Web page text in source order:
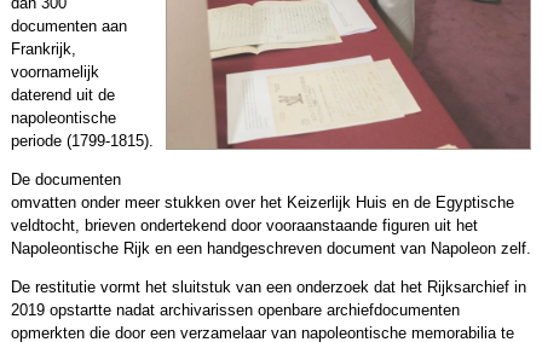
documenten aan
Frankrijk,
voornamelijk
daterend uit de
napoleontische
periode (1799-1815).
De documenten
omvatten onder meer stukken over het Keizerlijk Huis en de Egyptische
veldtocht, brieven ondertekend door vooraanstaande figuren uit het
Napoleontische Rijk en een handgeschreven document van Napoleon zelf.
De restitutie vormt het sluitstuk van een onderzoek dat het Rijksarchief in
2019 opstartte nadat archivarissen openbare archiefdocumenten
opmerkten die door een verzamelaar van napoleontische memorabilia te